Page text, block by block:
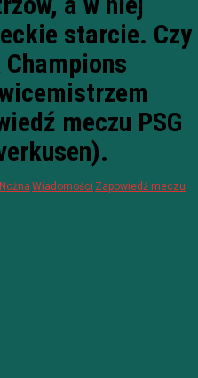
starcie. Czy
meczu PSG
Wiadomości Zapowiedź meczu